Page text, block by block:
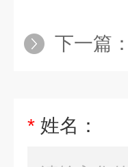
下一篇：
* 姓名：